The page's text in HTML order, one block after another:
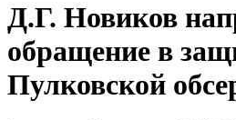
Д.Г. Новиков
обращение в
Пулковской